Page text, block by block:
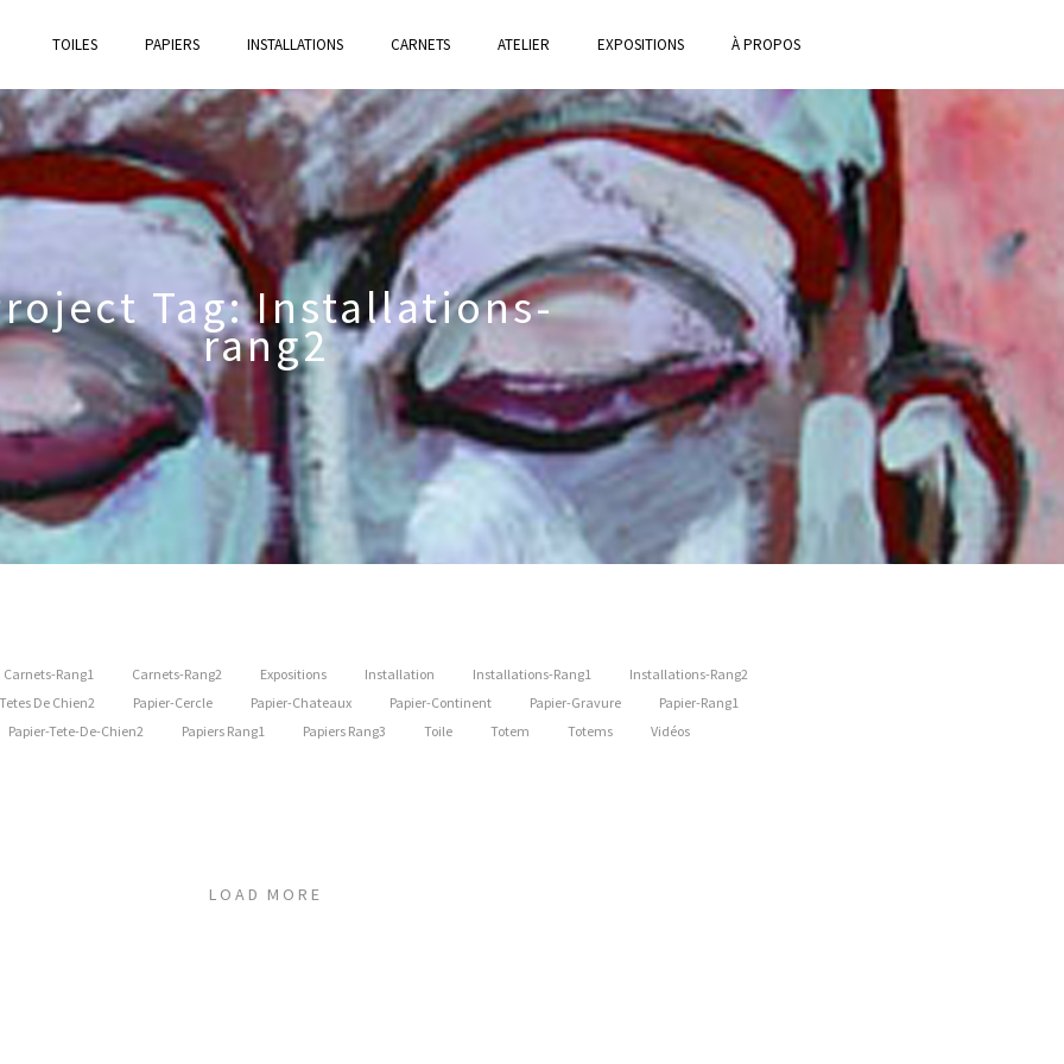
TOILES PAPIERS INSTALLATIONS CARNETS ATELIER EXPOSITIONS À PROPOS
Tag: Installations-
rang2
Carnets-Rang1 Carnets-Rang2 Expositions Installation Installations-Rang1
Installations-Rang2
De Chien2
Papier-Cercle Papier-Chateaux Papier-Continent Papier-Gravure
Papier-Rang1
Papier-Tete-De-Chien2
Papiers Rang1 Papiers Rang3 Toile Totem Totems Vidéos
LOAD MORE